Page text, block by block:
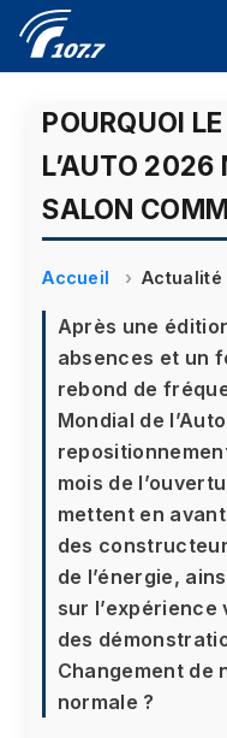
POURQUOI
L’AUTO 2026
SALON
Accueil Actualité
Après une
absences et un
rebond de
Mondial de
mois de
mettent en
des
de l’énergie,
sur
des
Changement de
normale ?